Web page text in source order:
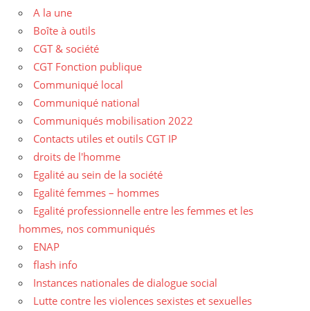
A la une
Boîte à outils
CGT & société
CGT Fonction publique
Communiqué local
Communiqué national
Communiqués mobilisation 2022
Contacts utiles et outils CGT IP
droits de l'homme
Egalité au sein de la société
Egalité femmes – hommes
Egalité professionnelle entre les femmes et les
hommes, nos communiqués
ENAP
flash info
Instances nationales de dialogue social
Lutte contre les violences sexistes et sexuelles